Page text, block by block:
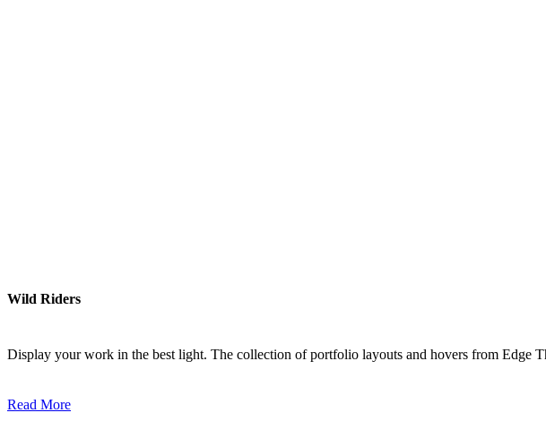
Wild Riders
Display your work in the best light. The collection of portfolio layouts and hovers from Edge
Read More